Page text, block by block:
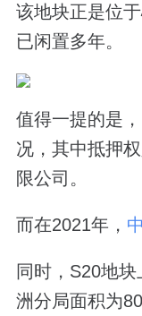
该地块正是位
已闲置多年。
值得一提的是
况，其中抵押
限公司。
而在2021年，
同时，S20地
洲分局面积为